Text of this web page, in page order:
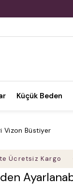
Küçük Beden
Vizon Büstiyer
Kargo